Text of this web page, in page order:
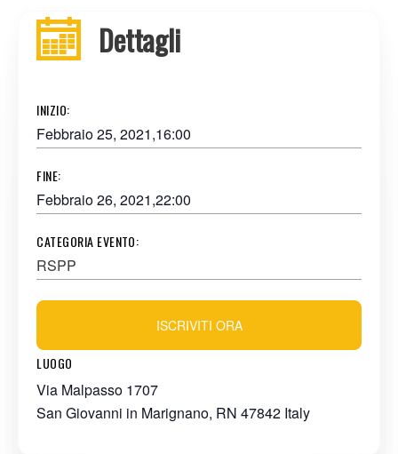
Dettagli
INIZIO:
Febbraio 25, 2021,16:00
FINE:
Febbraio 26, 2021,22:00
CATEGORIA EVENTO:
RSPP
LUOGO
Via Malpasso 1707
San Giovanni in Marignano, RN 47842 Italy
ISCRIVITI ORA